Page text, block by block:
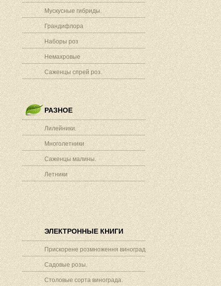
Мускусные гибриды.
Грандифлора
Наборы роз
Немахровые
Саженцы спрей роз.
РАЗНОЕ
Лилейники.
Многолетники
Саженцы малины.
Летники
ЭЛЕКТРОННЫЕ КНИГИ
Прискорене розмноження винограду.
Садовые розы.
Столовые сорта винограда.